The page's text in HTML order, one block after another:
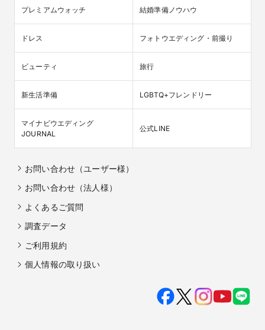
プレミアムウォッチ 結婚準備ノウハウ
ドレス フォトウエディング・前撮り
ビューティ 旅行
新生活準備 LGBTQ+フレンドリー
マイナビウエディング
JOURNAL
公式LINE
お問い合わせ（ユーザー様）
お問い合わせ（法人様）
よくあるご質問
調査データ
ご利用規約
個人情報の取り扱い